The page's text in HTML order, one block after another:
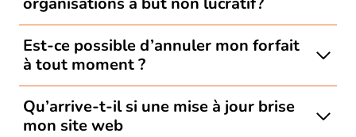
Est-ce possible d’annuler mon forfait
à tout moment ?
Qu’arrive-t-il si une mise à jour brise
mon site web